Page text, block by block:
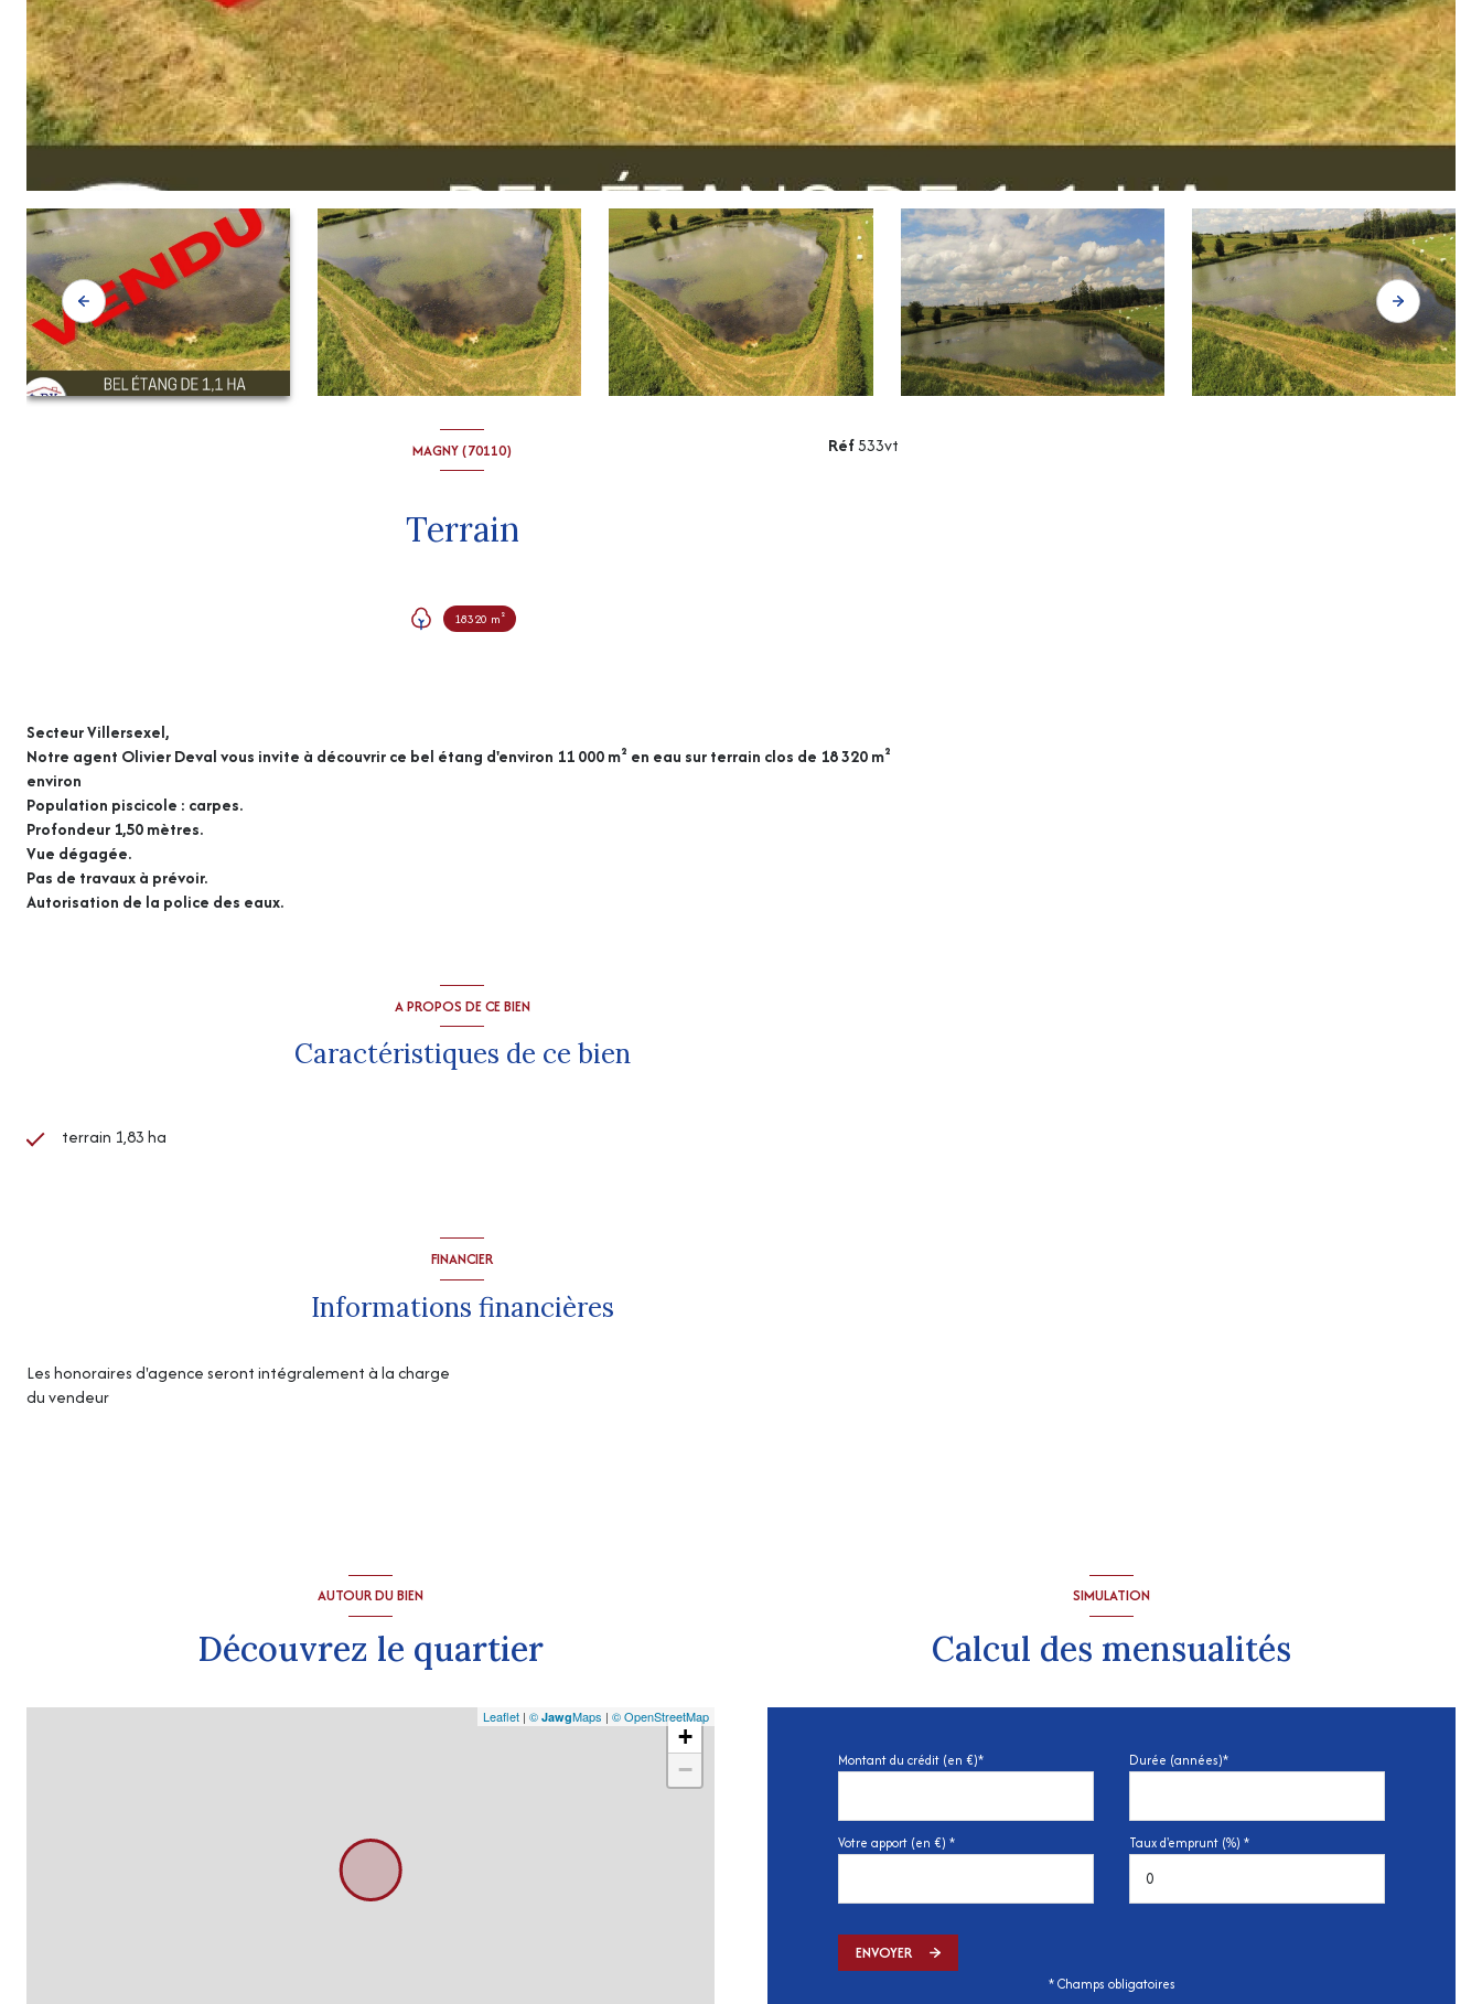
MAGNY (70110)
Terrain
18320 m²
Réf533vt
Secteur Villersexel,
Notre agent Olivier Deval vous invite à découvrir ce bel étang d'environ 11 000 m² en eau sur terrain clos de 18 320 m²
environ
Population piscicole : carpes.
Profondeur 1,50 mètres.
Vue dégagée.
Pas de travaux à prévoir.
Autorisation de la police des eaux.
A PROPOS DE CE BIEN
Caractéristiques de ce bien
terrain 1,83 ha
FINANCIER
Informations financières
Les honoraires d'agence seront intégralement à la charge
du vendeur
AUTOUR DU BIEN
Découvrez le quartier
+
−
Leaflet | © JawgMaps | © OpenStreetMap
SIMULATION
Calcul des mensualités
Montant du crédit (en €)* Durée (années)*
Votre apport (en €) * Taux d'emprunt (%) *
ENVOYER
* Champs obligatoires